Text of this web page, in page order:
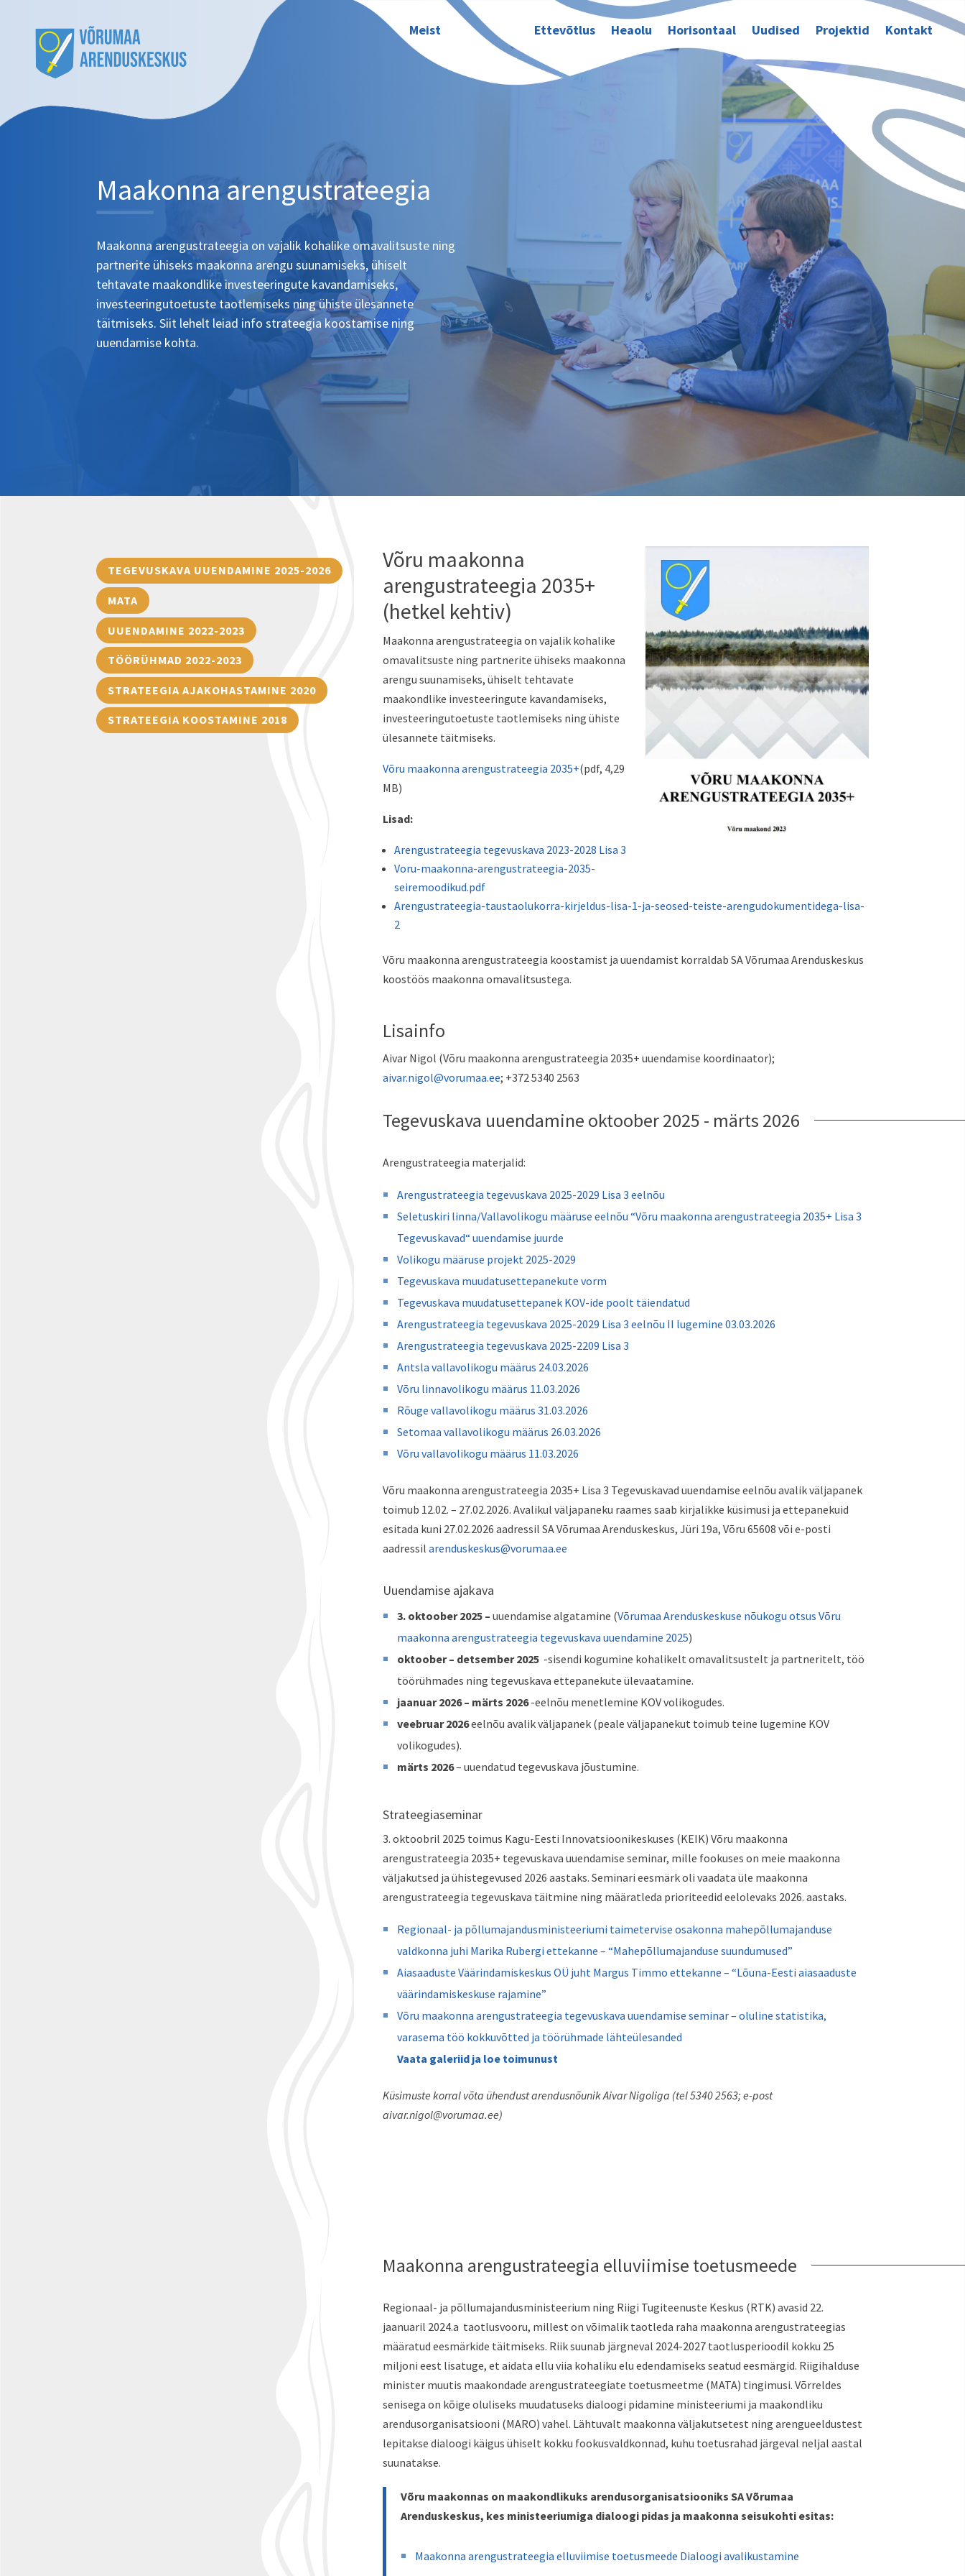
Meist Ettevõtlus Heaolu Horisontaal Uudised Projektid Kontakt
Maakonna arengustrateegia
Maakonna arengustrateegia on vajalik kohalike omavalitsuste ning
partnerite ühiseks maakonna arengu suunamiseks, ühiselt
tehtavate maakondlike investeeringute kavandamiseks,
investeeringutoetuste taotlemiseks ning ühiste ülesannete
täitmiseks. Siit lehelt leiad info strateegia koostamise ning
uuendamise kohta.
TEGEVUSKAVA UUENDAMINE 2025-2026
MATA
UUENDAMINE 2022-2023
TÖÖRÜHMAD 2022-2023
STRATEEGIA AJAKOHASTAMINE 2020
STRATEEGIA KOOSTAMINE 2018
Võru maakonna
arengustrateegia 2035+
(hetkel kehtiv)
Maakonna arengustrateegia on vajalik kohalike
omavalitsuste ning partnerite ühiseks maakonna
arengu suunamiseks, ühiselt tehtavate
maakondlike investeeringute kavandamiseks,
investeeringutoetuste taotlemiseks ning ühiste
ülesannete täitmiseks.
Võru maakonna arengustrateegia 2035+(pdf, 4,29
MB)
Lisad:
Arengustrateegia tegevuskava 2023-2028 Lisa 3
Voru-maakonna-arengustrateegia-2035-
seiremoodikud.pdf
Arengustrateegia-taustaolukorra-kirjeldus-lisa-1-ja-seosed-teiste-arengudokumentidega-lisa-
2
Võru maakonna arengustrateegia koostamist ja uuendamist korraldab SA Võrumaa Arenduskeskus
koostöös maakonna omavalitsustega.
Lisainfo
Aivar Nigol (Võru maakonna arengustrateegia 2035+ uuendamise koordinaator);
aivar.nigol@vorumaa.ee; +372 5340 2563
Tegevuskava uuendamine oktoober 2025 - märts 2026
Arengustrateegia materjalid:
Arengustrateegia tegevuskava 2025-2029 Lisa 3 eelnõu
Seletuskiri linna/Vallavolikogu määruse eelnõu “Võru maakonna arengustrateegia 2035+ Lisa 3
Tegevuskavad“ uuendamise juurde
Volikogu määruse projekt 2025-2029
Tegevuskava muudatusettepanekute vorm
Tegevuskava muudatusettepanek KOV-ide poolt täiendatud
Arengustrateegia tegevuskava 2025-2029 Lisa 3 eelnõu II lugemine 03.03.2026
Arengustrateegia tegevuskava 2025-2209 Lisa 3
Antsla vallavolikogu määrus 24.03.2026
Võru linnavolikogu määrus 11.03.2026
Rõuge vallavolikogu määrus 31.03.2026
Setomaa vallavolikogu määrus 26.03.2026
Võru vallavolikogu määrus 11.03.2026
Võru maakonna arengustrateegia 2035+ Lisa 3 Tegevuskavad uuendamise eelnõu avalik väljapanek
toimub 12.02. – 27.02.2026. Avalikul väljapaneku raames saab kirjalikke küsimusi ja ettepanekuid
esitada kuni 27.02.2026 aadressil SA Võrumaa Arenduskeskus, Jüri 19a, Võru 65608 või e-posti
aadressil arenduskeskus@vorumaa.ee
Uuendamise ajakava
3. oktoober 2025 – uuendamise algatamine (Võrumaa Arenduskeskuse nõukogu otsus Võru
maakonna arengustrateegia tegevuskava uuendamine 2025)
oktoober – detsember 2025 -sisendi kogumine kohalikelt omavalitsustelt ja partneritelt, töö
töörühmades ning tegevuskava ettepanekute ülevaatamine.
jaanuar 2026 – märts 2026-eelnõu menetlemine KOV volikogudes.
veebruar 2026eelnõu avalik väljapanek (peale väljapanekut toimub teine lugemine KOV
volikogudes).
märts 2026– uuendatud tegevuskava jõustumine.
Strateegiaseminar
3. oktoobril 2025 toimus Kagu-Eesti Innovatsioonikeskuses (KEIK) Võru maakonna
arengustrateegia 2035+ tegevuskava uuendamise seminar, mille fookuses on meie maakonna
väljakutsed ja ühistegevused 2026 aastaks. Seminari eesmärk oli vaadata üle maakonna
arengustrateegia tegevuskava täitmine ning määratleda prioriteedid eelolevaks 2026. aastaks.
Regionaal- ja põllumajandusministeeriumi taimetervise osakonna mahepõllumajanduse
valdkonna juhi Marika Rubergi ettekanne – “Mahepõllumajanduse suundumused”
Aiasaaduste Väärindamiskeskus OÜ juht Margus Timmo ettekanne – “Lõuna-Eesti aiasaaduste
väärindamiskeskuse rajamine”
Võru maakonna arengustrateegia tegevuskava uuendamise seminar – oluline statistika,
varasema töö kokkuvõtted ja töörühmade lähteülesanded
Vaata galeriid ja loe toimunust
Küsimuste korral võta ühendust arendusnõunik Aivar Nigoliga (tel 5340 2563; e-post
aivar.nigol@vorumaa.ee)
Maakonna arengustrateegia elluviimise toetusmeede
Regionaal- ja põllumajandusministeerium ning Riigi Tugiteenuste Keskus (RTK) avasid 22.
jaanuaril 2024.a taotlusvooru, millest on võimalik taotleda raha maakonna arengustrateegias
määratud eesmärkide täitmiseks. Riik suunab järgneval 2024-2027 taotlusperioodil kokku 25
miljoni eest lisatuge, et aidata ellu viia kohaliku elu edendamiseks seatud eesmärgid. Riigihalduse
minister muutis maakondade arengustrateegiate toetusmeetme (MATA) tingimusi. Võrreldes
senisega on kõige oluliseks muudatuseks dialoogi pidamine ministeeriumi ja maakondliku
arendusorganisatsiooni (MARO) vahel. Lähtuvalt maakonna väljakutsetest ning arengueeldustest
lepitakse dialoogi käigus ühiselt kokku fookusvaldkonnad, kuhu toetusrahad järgeval neljal aastal
suunatakse.
Võru maakonnas on maakondlikuks arendusorganisatsiooniks SA Võrumaa
Arenduskeskus, kes ministeeriumiga dialoogi pidas ja maakonna seisukohti esitas:
Maakonna arengustrateegia elluviimise toetusmeede Dialoogi avalikustamine